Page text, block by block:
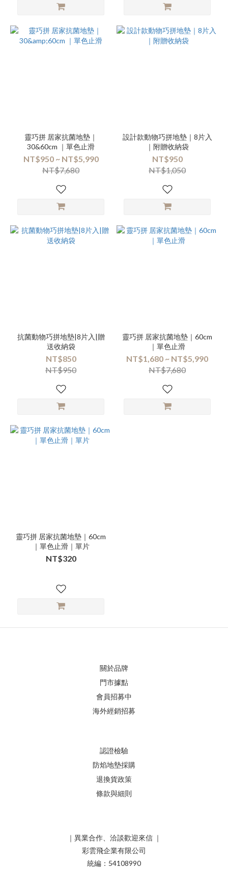
靈巧拼 居家抗菌地墊｜
30&60cm ｜單色止滑
NT$950 ~ NT$5,990
NT$7,680
設計款動物巧拼地墊｜8片入
｜附贈收納袋
NT$950
NT$1,050
抗菌動物巧拼地墊|8片入|贈
送收納袋
NT$850
NT$950
靈巧拼 居家抗菌地墊｜60cm
｜單色止滑
NT$1,680 ~ NT$5,990
NT$7,680
靈巧拼 居家抗菌地墊｜60cm
｜單色止滑｜單片
NT$320
關於品牌
門市據點
會員招募中
海外經銷招募
認證檢驗
防焰地墊採購
退換貨政策
條款與細則
｜異業合作、洽談歡迎來信 ｜
彩雲飛企業有限公司
統編：54108990